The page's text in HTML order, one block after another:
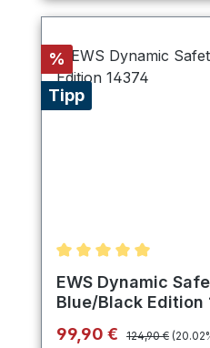
Rabatt
%
Tipp
Durchschnittliche
EWS Dynamic
Blue/Black Edition
Verkaufspreis:
99,90 € Regulärer Preis:
124,90 €